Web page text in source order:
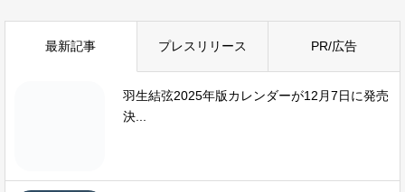
最新記事 プレスリリース PR/広告
羽生結弦2025年版カレンダーが12月7日に発売
決...